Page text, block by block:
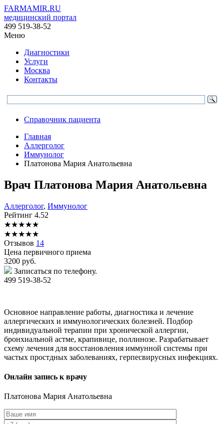
FARMAMIR.RU
медицинский портал
499 519-38-52
Меню
Диагностики
Услуги
Москва
Контакты
Справочник пациента
Главная
Аллерголог
Иммунолог
Платонова Мария Анатольевна
Врач Платонова Мария Анатольевна
Аллерголог, Иммунолог
Рейтинг 4.52
★★★★★
★★★★★
Отзывов 14
Цена первичного приема
3200 руб.
Записаться по телефону.
499 519-38-52
Основное направление работы, диагностика и лечение
аллергических и иммунологических болезней. Подбор
индивидуальной терапии при хронической аллергии,
бронхиальной астме, крапивице, поллинозе. Разрабатывает
схему лечения для восстановления иммунной системы при
частых простдных заболеваниях, герпесвирусных инфекциях.
Онлайн запись к врачу
Платонова Мария Анатольевна